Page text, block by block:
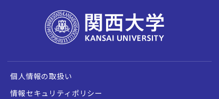
個人情報の取扱い
情報セキュリティポリシー